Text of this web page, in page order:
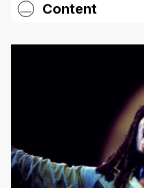
Content
4. Ponto de Equilíbrio
5. Maskavo
6. Cidade Negra